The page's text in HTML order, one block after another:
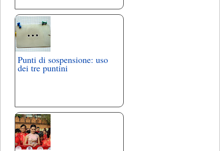
Punti di sospensione: uso
dei tre puntini